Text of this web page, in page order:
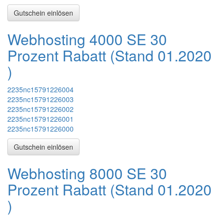
Gutschein einlösen
Webhosting 4000 SE 30
Prozent Rabatt (Stand 01.2020
)
2235nc15791226004
2235nc15791226003
2235nc15791226002
2235nc15791226001
2235nc15791226000
Gutschein einlösen
Webhosting 8000 SE 30
Prozent Rabatt (Stand 01.2020
)